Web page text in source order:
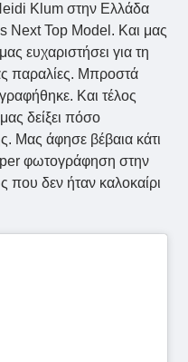
Klum στην Ελλάδα
Next Top Model. Και μας
ευχαριστήσει για τη
παραλίες. Μπροστά
Και τέλος
δείξει πόσο
Μας άφησε βέβαια κάτι
φωτογράφηση στην
δεν ήταν καλοκαίρι